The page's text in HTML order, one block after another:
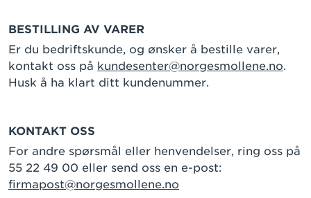
BESTILLING AV VARER
Er du bedriftskunde, og ønsker å bestille varer,
kontakt oss på kundesenter@norgesmollene.no.
Husk å ha klart ditt kundenummer.
KONTAKT OSS
For andre spørsmål eller henvendelser, ring oss på
55 22 49 00 eller send oss en e-post:
firmapost@norgesmollene.no